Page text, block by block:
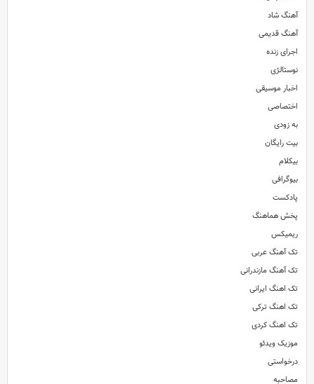
دانلود آهنگ جدید و بسیار زیبای سعید عرب به نام چه ساده رفتی
آهنگ شاد
آهنگ قدیمی
اجرای زنده
نوستالژی
اخبار موسیقی
اختصاصی
به زودی
بیت رایگان
بیکلام
بیوگرافی
پادکست
پخش هماهنگ
ریمیکس
تک آهنگ عربی
تک آهنگ مازندرانی
تک اهنگ ایرانی
تک اهنگ ترکی
تک اهنگ کردی
موزیک ویدئو
درخواستی
مصاحبه